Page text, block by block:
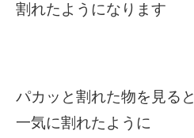
割れたようになります
パカッと割れた物を見ると
一気に割れたように